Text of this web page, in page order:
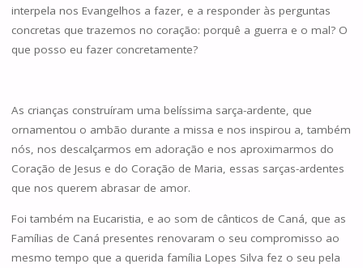
interpela nos Evangelhos a fazer, e a responder às perguntas
concretas que trazemos no coração: porquê a guerra e o mal? O
que posso eu fazer concretamente?
As crianças construíram uma belíssima sarça-ardente, que
ornamentou o ambão durante a missa e nos inspirou a, também
nós, nos descalçarmos em adoração e nos aproximarmos do
Coração de Jesus e do Coração de Maria, essas sarças-ardentes
que nos querem abrasar de amor.
Foi também na Eucaristia, e ao som de cânticos de Caná, que as
Famílias de Caná presentes renovaram o seu compromisso ao
mesmo tempo que a querida família Lopes Silva fez o seu pela